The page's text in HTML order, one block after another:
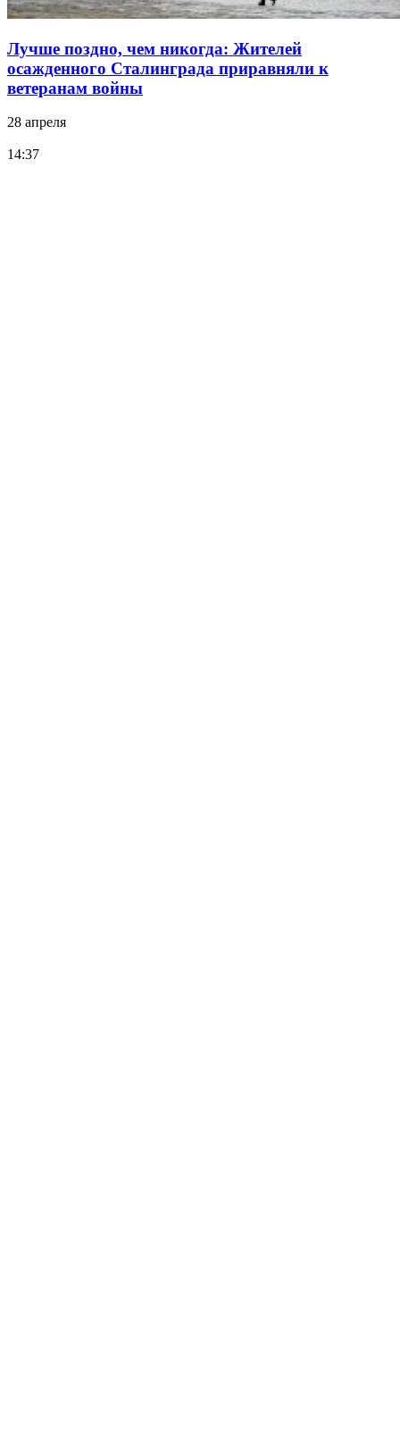
Лучше поздно, чем никогда: Жителей
осажденного Сталинграда приравняли к
ветеранам войны
28 апреля
14:37